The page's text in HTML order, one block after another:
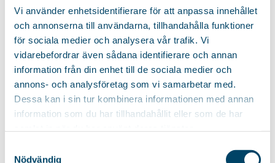
Vi använder enhetsidentifierare för att anpassa innehållet
och annonserna till användarna, tillhandahålla funktioner
för sociala medier och analysera vår trafik. Vi
vidarebefordrar även sådana identifierare och annan
information från din enhet till de sociala medier och
annons- och analysföretag som vi samarbetar med.
Dessa kan i sin tur kombinera informationen med annan
information som du har tillhandahållit eller som de har
Nödvändig
24 kr
RELATERADE PRODUKTER
TVÄTTLOTTA
GOLVBRUNNSFILTER